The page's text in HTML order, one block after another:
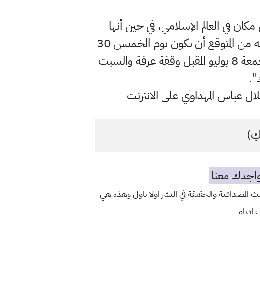
في العالم الإسلامي، في حين أنها
ممكنة بصعوبة باستخدام التلسكوب من غرب آسيا وشمال أفريقيا وعليه من المتوقع أن يكون يوم الخميس 30
يونيو الجاري أول أيام شهر ذي الحجة في العديد من الدول وأن يكون الجمعة 8 يوليو المقبل وقفة عرفة والسبت
عباس المهداوي على الانترنت
معنا
المصداقية والحقيقة في النشر اولا باول وهذه هي
ادناه